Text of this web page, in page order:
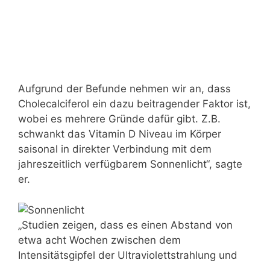
Aufgrund der Befunde nehmen wir an, dass
Cholecalciferol ein dazu beitragender Faktor ist,
wobei es mehrere Gründe dafür gibt. Z.B.
schwankt das Vitamin D Niveau im Körper
saisonal in direkter Verbindung mit dem
jahreszeitlich verfügbarem Sonnenlicht“, sagte
er.
„Studien zeigen, dass es einen Abstand von
etwa acht Wochen zwischen dem
Intensitätsgipfel der Ultraviolettstrahlung und